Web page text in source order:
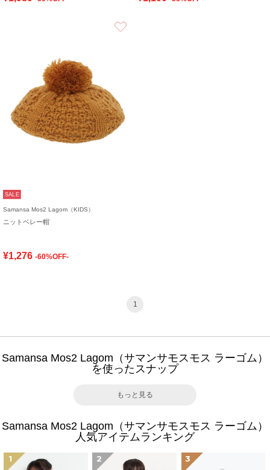
SALE
Samansa Mos2 Lagom（KIDS）
ニットベレー帽
¥1,276 -60%OFF-
1
Samansa Mos2 Lagom（サマンサモスモス ラーゴム）
を使ったスナップ
もっと見る
Samansa Mos2 Lagom（サマンサモスモス ラーゴム）
人気アイテムランキング
1 2 3